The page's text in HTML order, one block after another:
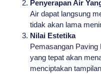
Penyerapan Air
Air dapat langsung
tidak akan lama
Nilai Estetika
Pemasangan Paving
yang tepat akan
menciptakan